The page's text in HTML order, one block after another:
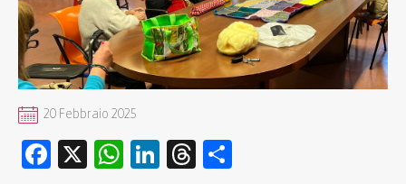
20 Febbraio 2025
Facebook
X WhatsApp
LinkedIn
Threads